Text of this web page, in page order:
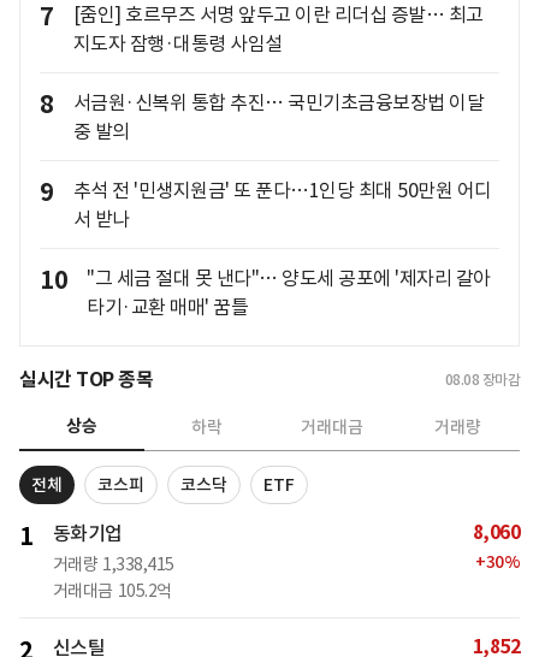
7
[줌인] 호르무즈 서명 앞두고 이란 리더십 증발… 최고
지도자 잠행·대통령 사임설
8
서금원·신복위 통합 추진… 국민기초금융보장법 이달
중 발의
9
추석 전 '민생지원금' 또 푼다…1인당 최대 50만원 어디
서 받나
10
"그 세금 절대 못 낸다"… 양도세 공포에 '제자리 갈아
타기·교환 매매' 꿈틀
실시간 TOP 종목 08.08 장마감
상승 하락 거래대금 거래량
전체 코스피 코스닥 ETF
1 동화기업
거래량 1,338,415
거래대금 105.2억
8,060
+30%
신스틸 1,852